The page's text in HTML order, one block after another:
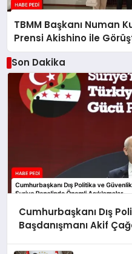
TBMM Başkanı Numan
Prensi Akishino ile
Son Dakika
Cumhurbaşkanı Dış
Başdanışmanı Akif